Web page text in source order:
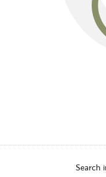
Search